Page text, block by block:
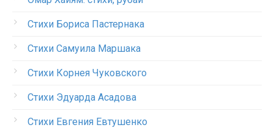
Стихи Бориса Пастернака
Стихи Самуила Маршака
Стихи Корнея Чуковского
Стихи Эдуарда Асадова
Стихи Евгения Евтушенко